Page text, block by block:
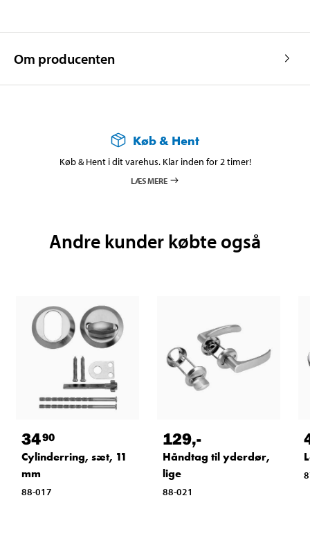
Om producenten
Køb & Hent
Køb & Hent i dit varehus. Klar inden for 2 timer!
LÆS MERE
Andre kunder købte også
3490
Cylinderring, sæt, 11
mm
88-017
129,-
Håndtag til yderdør,
lige
88-021